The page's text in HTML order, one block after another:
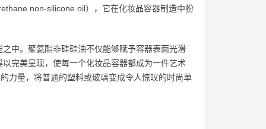
non-silicone oil），它在化妆品容器制造中扮
中。聚氨酯非硅硅油不仅能够赋予容器表面光滑
完美呈现，使每一个化妆品容器都成为一件艺术
力量，将普通的塑料或玻璃变成令人惊叹的时尚单